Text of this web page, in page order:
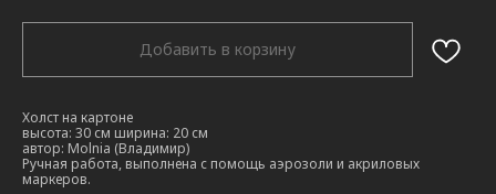
Добавить в корзину
Холст на картоне
высота: 30 см ширина: 20 см
автор: Molnia (Владимир)
Ручная работа, выполнена с помощь аэрозоли и акриловых
маркеров.